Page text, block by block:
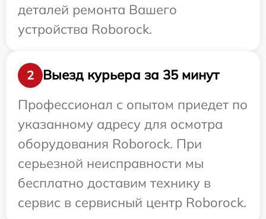
деталей ремонта Вашего
устройства Roborock.
2
Выезд курьера за 35 минут
Профессионал с опытом приедет по
указанному адресу для осмотра
оборудования Roborock. При
серьезной неисправности мы
бесплатно доставим технику в
сервис в сервисный центр Roborock.